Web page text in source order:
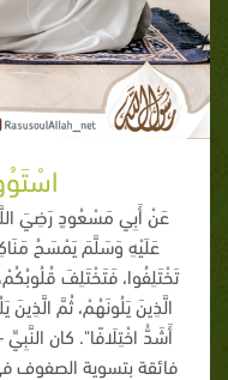
عَنْ أَبِي مَسْعُودٍ رَضِيَ
عَلَيْهِ وَسَلَّمَ يَمْسَحُ
تَخْتَلِفُوا، فَتَخْتَلِفَ
الَّذِينَ يَلُونَهُمْ، ثُمَّ
أَشَدُّ اخْتِلَافًا". كان
فائقة بتسوية الصفوف